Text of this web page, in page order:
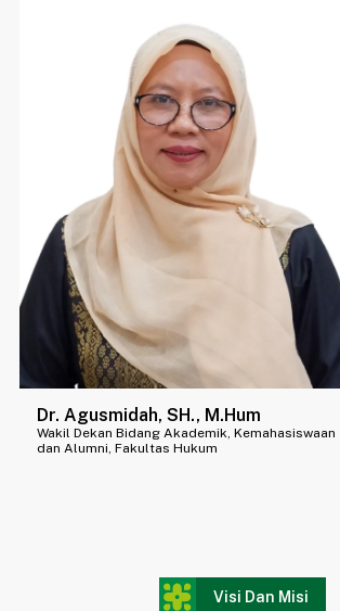
Dr. Agusmidah, SH., M.Hum
Wakil Dekan Bidang Akademik, Kemahasiswaan
dan Alumni, Fakultas Hukum
Visi Dan Misi